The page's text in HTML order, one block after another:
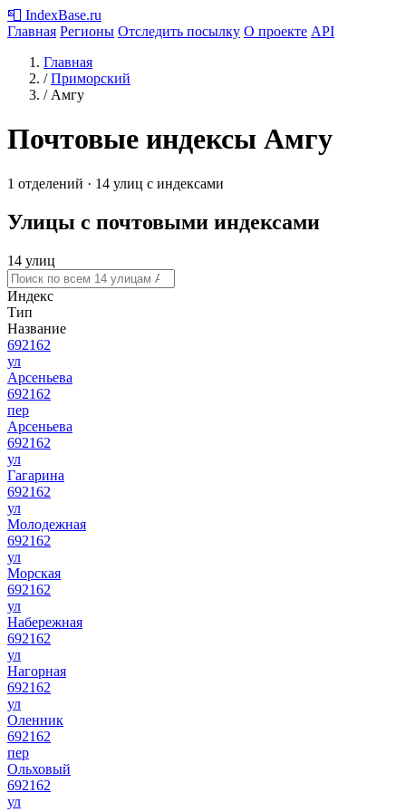
📮 IndexBase.ru
Главная Регионы Отследить посылку О проекте API
Главная
/ Приморский
/ Амгу
Почтовые индексы Амгу
1 отделений · 14 улиц с индексами
Улицы с почтовыми индексами
14 улиц
Индекс
Тип
Название
692162
ул
Арсеньева
692162
пер
Арсеньева
692162
ул
Гагарина
692162
ул
Молодежная
692162
ул
Морская
692162
ул
Набережная
692162
ул
Нагорная
692162
ул
Оленник
692162
пер
Ольховый
692162
ул